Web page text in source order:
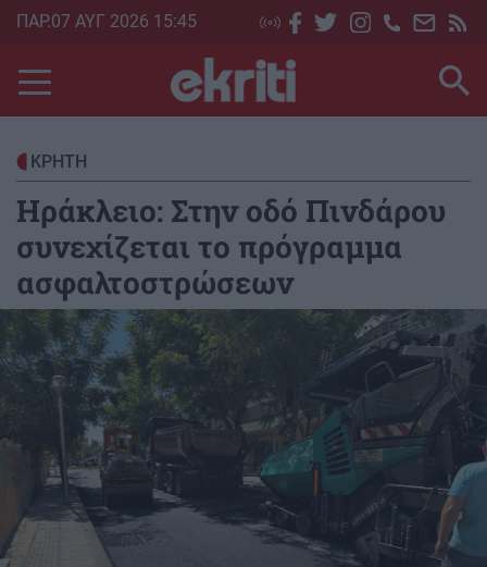
Skip
main
content
ΠΑΡ.07 ΑΥΓ 2026 15:45
ΚΡΗΤΗ
Ηράκλειο: Στην οδό Πινδάρου
συνεχίζεται το πρόγραμμα
ασφαλτοστρώσεων